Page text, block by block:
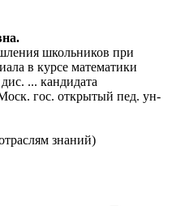
школьников при
в курсе математики
... кандидата
гос. открытый пед. ун-
знаний)